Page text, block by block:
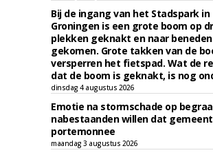
Bij de ingang van het Stadspark in
Groningen is een grote boom op
plekken geknakt en naar beneden
gekomen. Grote takken van de
versperren het fietspad. Wat de
dat de boom is geknakt, is nog
dinsdag 4 augustus 2026
Emotie na stormschade op
nabestaanden willen dat
portemonnee
maandag 3 augustus 2026